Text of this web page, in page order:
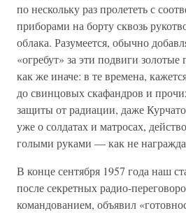
по нескольку раз пролететь с
приборами на борту сквозь
облака. Разумеется, обычно
«огребут» за эти подвиги
как же иначе: в те времена,
до свинцовых скафандров и
защиты от радиации, даже
уже о солдатах и матросах,
голыми руками — как не
В конце сентября 1957 года наш
после секретных радио-
командованием, объявил